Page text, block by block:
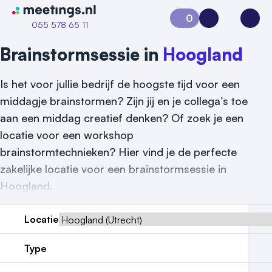
Naar home van Meetings
055 578 65 11
Vraag locatie aan
0
Aanvraag 0Inloggen
Brainstormsessie in Hoogland
Is het voor jullie bedrijf de hoogste tijd voor een
middagje brainstormen? Zijn jij en je collega’s toe
aan een middag creatief denken? Of zoek je een
locatie voor een workshop
brainstormtechnieken? Hier vind je de perfecte
zakelijke locatie voor een brainstormsessie in
Hoogland.
Locatie
Type